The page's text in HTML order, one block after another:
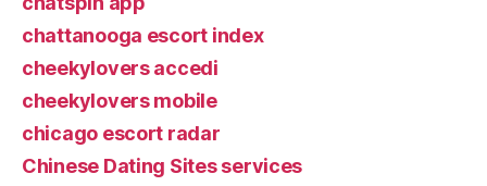
chattanooga escort index
cheekylovers accedi
cheekylovers mobile
chicago escort radar
Chinese Dating Sites services